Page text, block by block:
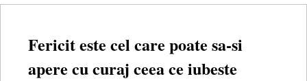
Fericit este cel care poate sa-si
apere cu curaj ceea ce iubeste